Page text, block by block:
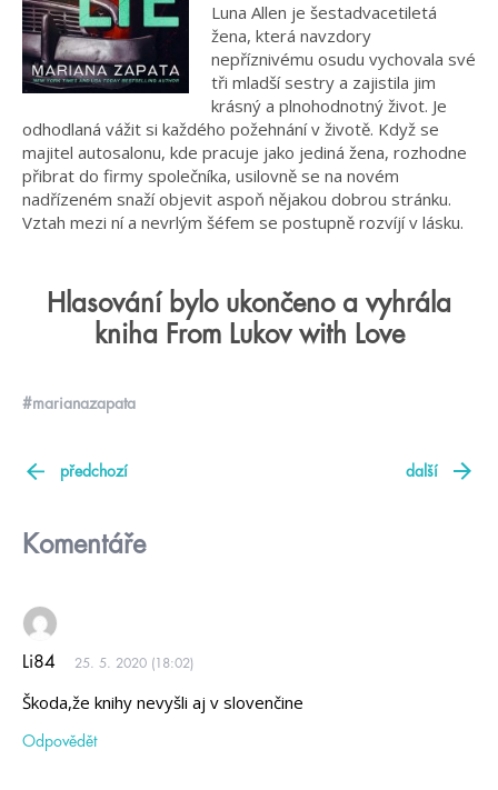
Luna Allen je šestadvacetiletá
žena, která navzdory
nepříznivému osudu vychovala své
tři mladší sestry a zajistila jim
krásný a plnohodnotný život. Je
odhodlaná vážit si každého požehnání v životě. Když se
majitel autosalonu, kde pracuje jako jediná žena, rozhodne
přibrat do firmy společníka, usilovně se na novém
nadřízeném snaží objevit aspoň nějakou dobrou stránku.
Vztah mezi ní a nevrlým šéfem se postupně rozvíjí v lásku.
Hlasování bylo ukončeno a vyhrála
kniha From Lukov with Love
#marianazapata
předchozí další
Komentáře
Li84 25. 5. 2020 (18:02)
Škoda,že knihy nevyšli aj v slovenčine
Odpovědět